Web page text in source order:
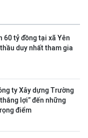
60 tỷ đồng tại xã Yên
duy nhất tham gia
ty Xây dựng Trường
lợi” đến những
điểm